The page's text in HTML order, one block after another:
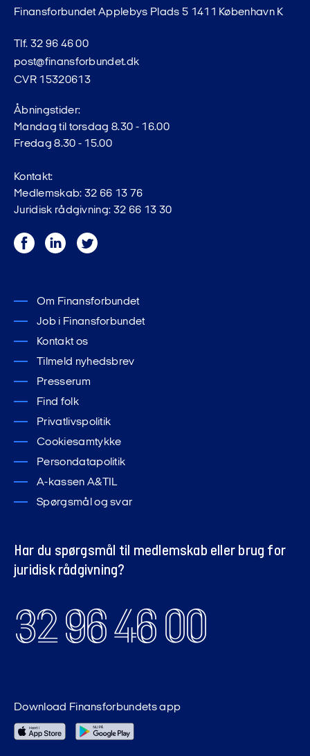
Finansforbundet Applebys Plads 5 1411 København K
Tlf. 32 96 46 00
post@finansforbundet.dk
CVR 15320613
Åbningstider:
Mandag til torsdag 8.30 - 16.00
Fredag 8.30 - 15.00
Kontakt:
Medlemskab: 32 66 13 76
Juridisk rådgivning: 32 66 13 30
FacebookLinkedInTwitter
Om Finansforbundet
Job i Finansforbundet
Kontakt os
Tilmeld nyhedsbrev
Presserum
Find folk
Privatlivspolitik
Cookiesamtykke
Persondatapolitik
A-kassen A&TIL
Spørgsmål og svar
Har du spørgsmål til medlemskab eller brug for
juridisk rådgivning?
32 96 46 00
Download Finansforbundets app